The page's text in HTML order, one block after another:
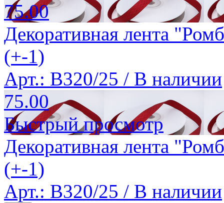
75.00
Декоративная лента
(+-1)
Арт.: B320/25 / В наличии
75.00
Быстрый просмотр
Декоративная лента
(+-1)
Арт.: B320/25 / В наличии